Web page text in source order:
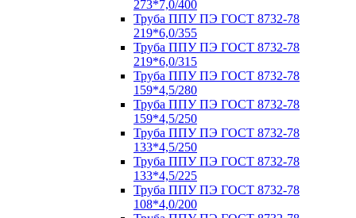
273*7,0/400
Труба ППУ ПЭ ГОСТ 8732-78
219*6,0/355
Труба ППУ ПЭ ГОСТ 8732-78
219*6,0/315
Труба ППУ ПЭ ГОСТ 8732-78
159*4,5/280
Труба ППУ ПЭ ГОСТ 8732-78
159*4,5/250
Труба ППУ ПЭ ГОСТ 8732-78
133*4,5/250
Труба ППУ ПЭ ГОСТ 8732-78
133*4,5/225
Труба ППУ ПЭ ГОСТ 8732-78
108*4,0/200